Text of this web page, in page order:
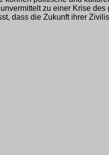
zu einer Krise
dass die Zukunft ihrer